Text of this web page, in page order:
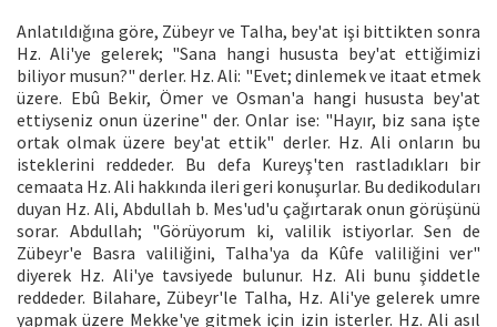
Anlatıldığına göre, Zübeyr ve Talha, bey'at işi bittikten sonra
Hz. Ali'ye gelerek; "Sana hangi hususta bey'at ettiğimizi
biliyor musun?" derler. Hz. Ali: "Evet; dinlemek ve itaat etmek
üzere. Ebû Bekir, Ömer ve Osman'a hangi hususta bey'at
ettiyseniz onun üzerine" der. Onlar ise: "Hayır, biz sana işte
ortak olmak üzere bey'at ettik" derler. Hz. Ali onların bu
isteklerini reddeder. Bu defa Kureyş'ten rastladıkları bir
cemaata Hz. Ali hakkında ileri geri konuşurlar. Bu dedikoduları
duyan Hz. Ali, Abdullah b. Mes'ud'u çağırtarak onun görüşünü
sorar. Abdullah; "Görüyorum ki, valilik istiyorlar. Sen de
Zübeyr'e Basra valiliğini, Talha'ya da Kûfe valiliğini ver"
diyerek Hz. Ali'ye tavsiyede bulunur. Hz. Ali bunu şiddetle
reddeder. Bilahare, Zübeyr'le Talha, Hz. Ali'ye gelerek umre
yapmak üzere Mekke'ye gitmek için izin isterler. Hz. Ali asıl